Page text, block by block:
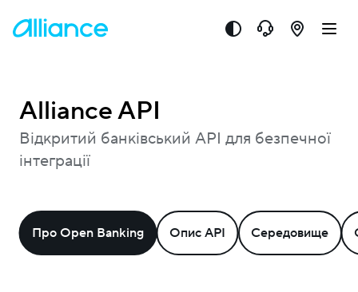
Alliance API
Відкритий банківський API для безпечної
інтеграції
Про Open Banking Опис API Середовище